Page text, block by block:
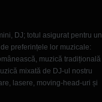
DJ; totul asigurat pentru un
preferințele lor muzicale:
muzică tradițională
mixată de DJ-ul nostru
lasere, moving-head-uri și